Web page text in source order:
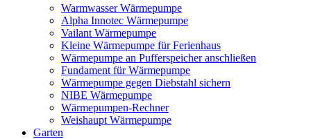
Warmwasser Wärmepumpe
Alpha Innotec Wärmepumpe
Vailant Wärmepumpe
Kleine Wärmepumpe für Ferienhaus
Wärmepumpe an Pufferspeicher anschließen
Fundament für Wärmepumpe
Wärmepumpe gegen Diebstahl sichern
NIBE Wärmepumpe
Wärmepumpen-Rechner
Weishaupt Wärmepumpe
Garten